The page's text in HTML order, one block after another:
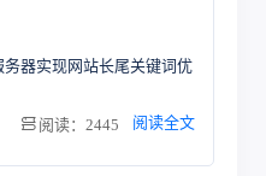
务器实现网站长尾关键词优
阅读：2445 阅读全文